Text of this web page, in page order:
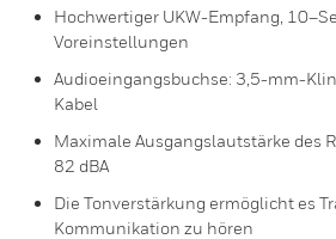
Hochwertiger UKW-Empfang,
Voreinstellungen
Audioeingangsbuchse: 3,5-mm-
Kabel
Maximale Ausgangslautstärke des
82 dBA
Die Tonverstärkung ermöglicht es
Kommunikation zu hören